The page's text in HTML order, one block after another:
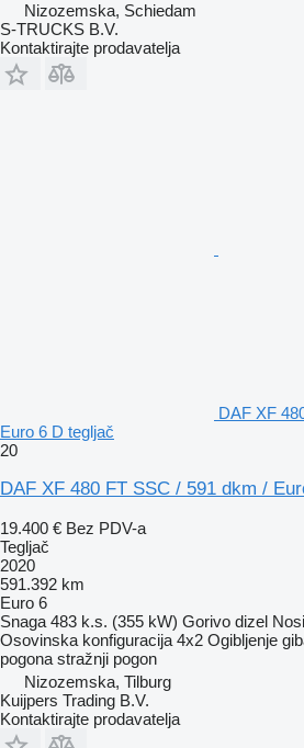
Nizozemska, Schiedam
S-TRUCKS B.V.
Kontaktirajte prodavatelja
DAF XF
Euro 6 D tegljač
20
DAF XF 480 FT SSC / 591 dkm /
19.400 € Bez PDV-a
Tegljač
2020
591.392 km
Euro 6
Snaga 483 k.s. (355 kW) Gorivo dizel
Osovinska konfiguracija 4x2 Ogibljenje
pogona stražnji pogon
Nizozemska, Tilburg
Kuijpers Trading B.V.
Kontaktirajte prodavatelja